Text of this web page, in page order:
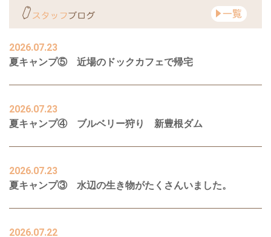
2026.07.23
夏キャンプ⑤ 近場のドックカフェで帰宅
2026.07.23
夏キャンプ④ ブルベリー狩り 新豊根ダム
2026.07.23
夏キャンプ③ 水辺の生き物がたくさんいました。
2026.07.22